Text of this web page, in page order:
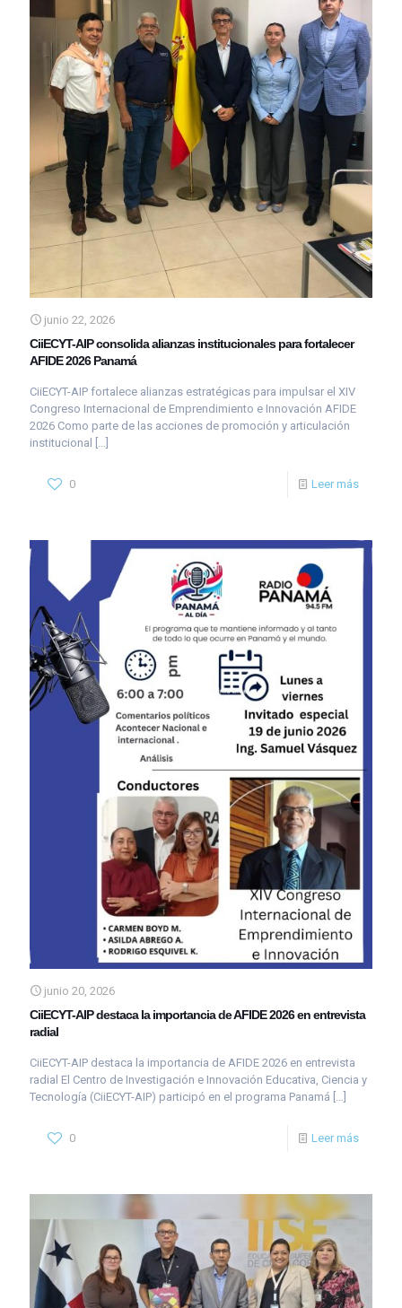
junio 22, 2026
CiiECYT-AIP consolida alianzas institucionales para fortalecer
AFIDE 2026 Panamá
CiiECYT-AIP fortalece alianzas estratégicas para impulsar el XIV
Congreso Internacional de Emprendimiento e Innovación AFIDE
2026 Como parte de las acciones de promoción y articulación
institucional
[…]
0 Leer más
junio 20, 2026
CiiECYT-AIP destaca la importancia de AFIDE 2026 en entrevista
radial
CiiECYT-AIP destaca la importancia de AFIDE 2026 en entrevista
radial El Centro de Investigación e Innovación Educativa, Ciencia y
Tecnología (CiiECYT-AIP) participó en el programa Panamá
0 Leer más